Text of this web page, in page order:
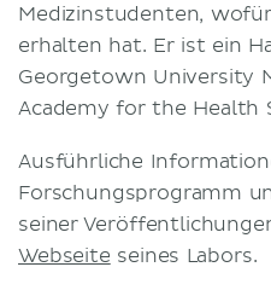
Medizinstudenten,
erhalten hat. Er ist ein
Georgetown University
Academy for the Health
Ausführliche
Forschungsprogramm
seiner
Webseite seines Labors.